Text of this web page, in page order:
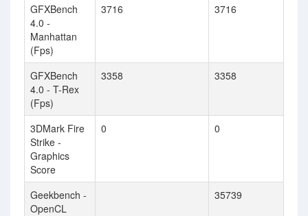
GFXBench
4.0 -
Manhattan
(Fps)
3716 3716
GFXBench
4.0 - T-Rex
(Fps)
3358 3358
3DMark Fire
Strike -
Graphics
Score
0 0
Geekbench -
OpenCL
35739